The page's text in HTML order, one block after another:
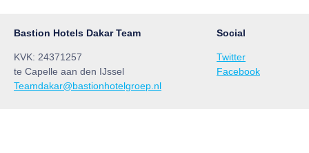
Bastion Hotels Dakar Team
KVK: 24371257
te Capelle aan den IJssel
Teamdakar@bastionhotelgroep.nl
Social
Twitter
Facebook